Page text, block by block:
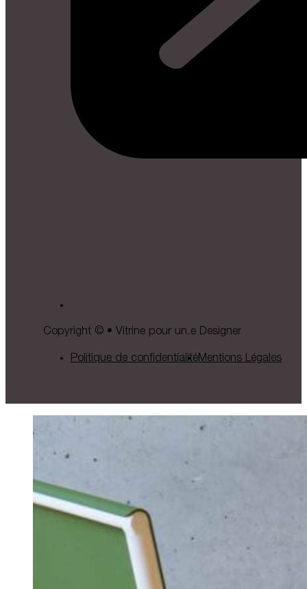
Copyright © • Vitrine pour un.e Designer
Politique de confidentialitéMentions Légales